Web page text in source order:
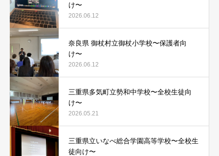
け〜
2026.06.12
奈良県 御杖村立御杖小学校〜保護者向
け〜
2026.06.12
三重県多気町立勢和中学校〜全校生徒向
け〜
2026.05.21
三重県立いなべ総合学園高等学校〜全校生
徒向け〜